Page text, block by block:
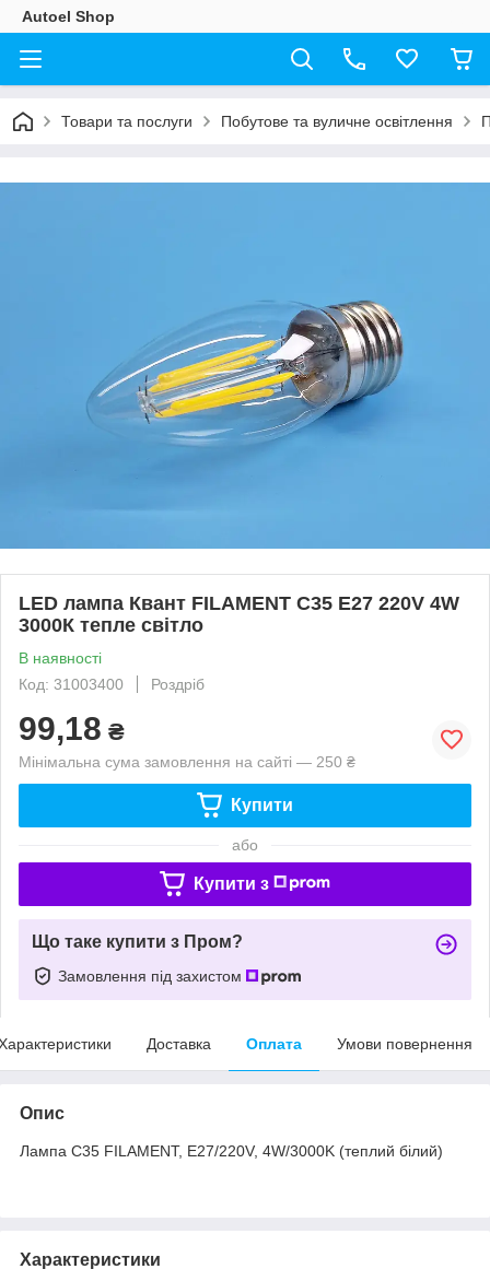
Autoel Shop
Товари та послуги Побутове та вуличне освітлення
LED лампа Квант FILAMENT С35 E27 220V 4W
3000К тепле світло
В наявності
Код: 31003400
Роздріб
99,18 ₴
Мінімальна сума замовлення на сайті — 250 ₴
Купити
або
Купити з
Що таке купити з Пром?
Замовлення під захистом
Доставка Оплата Умови повернення
Опис
Лампа С35 FILAMENT, E27/220V, 4W/3000K (теплий білий)
Характеристики